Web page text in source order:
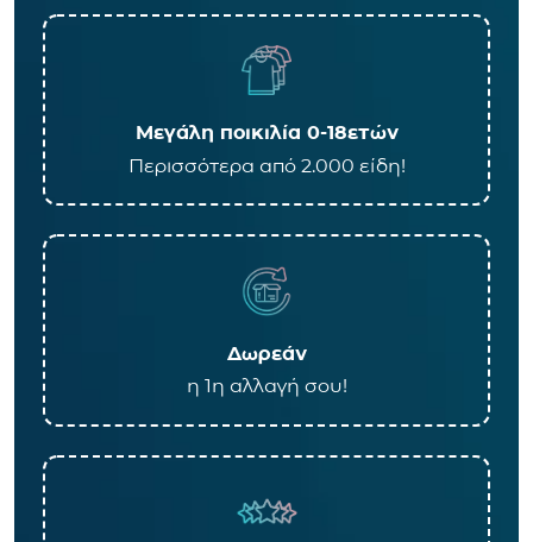
Μεγάλη ποικιλία 0-18ετών
Περισσότερα από 2.000 είδη!
Δωρεάν
η 1η αλλαγή σου!